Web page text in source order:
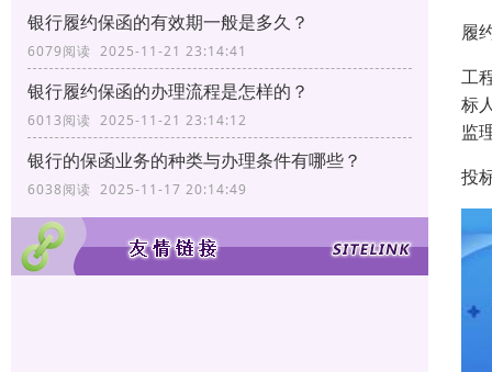
银行履约保函的有效期一般是多久？
6079阅读 2025-11-21 23:14:41
银行履约保函的办理流程是怎样的？
6013阅读 2025-11-21 23:14:12
银行的保函业务的种类与办理条件有哪些？
6038阅读 2025-11-17 20:14:49
履
工
标
监
投